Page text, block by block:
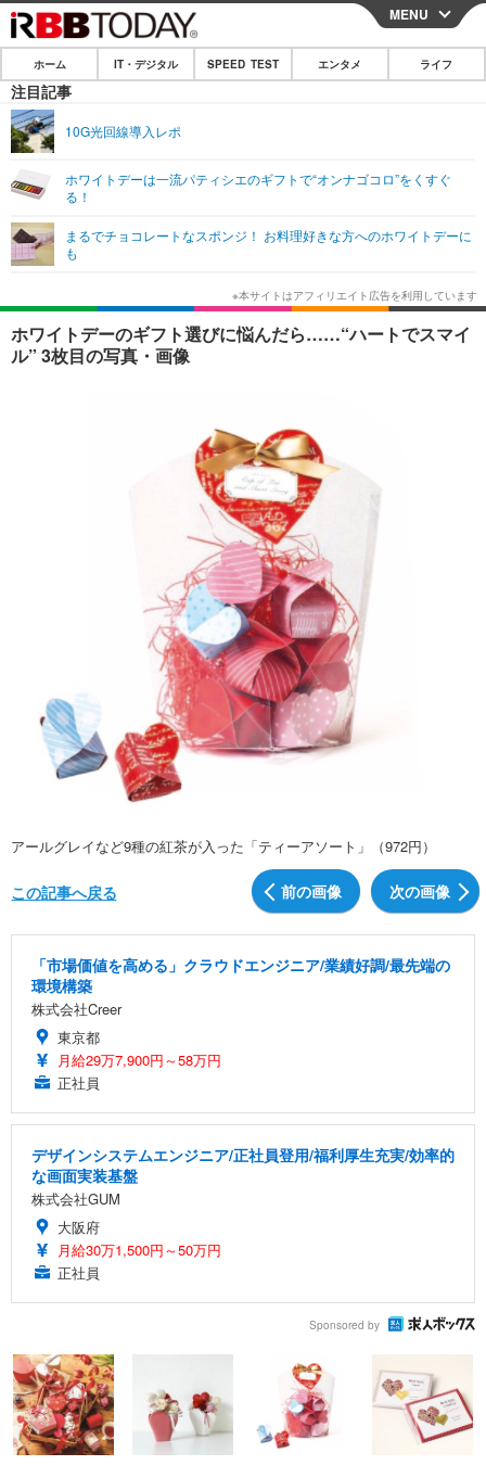
CLOSE
ホーム
IT・デジタル
ショッピング その他
韓国・芸能
音楽 スポーツ
ライフ
ライフTOP グルメ
ペット ショッピング
リリース一覧
プッシュ通知の停止方法
MENU
ホーム IT・デジタル SPEED TEST エンタメ ライフ
注目記事
10G光回線導入レポ
ホワイトデーは一流パティシエのギフトで“オンナゴコロ”をくすぐ
る！
まるでチョコレートなスポンジ！ お料理好きな方へのホワイトデーに
も
ホワイトデーのギフト選びに悩んだら……“ハートでスマイ
ル” 3枚目の写真・画像
アールグレイなど9種の紅茶が入った「ティーアソート」（972円）
前の画像 次の画像
この記事へ戻る
「市場価値を高める」クラウドエンジニア/業績好調/最先端の
環境構築
株式会社Creer
東京都
月給29万7,900円～58万円
正社員
デザインシステムエンジニア/正社員登用/福利厚生充実/効率的
な画面実装基盤
株式会社GUM
大阪府
月給30万1,500円～50万円
正社員
Sponsored by